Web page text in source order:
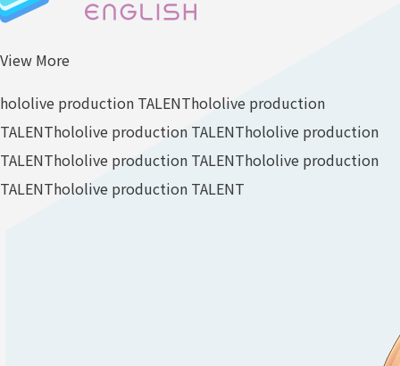
View More
hololive production TALENThololive production
TALENThololive production TALENThololive production
TALENThololive production TALENThololive production
TALENThololive production TALENT